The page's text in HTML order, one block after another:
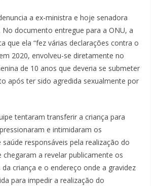
a ex-ministra e hoje senadora
No documento entregue para a ONU, a
que ela “fez várias declarações contra o
2020, envolveu-se diretamente no
de 10 anos que deveria se submeter
após ter sido agredida sexualmente por
tentaram transferir a criança para
e intimidaram os
responsáveis pela realização do
a revelar publicamente os
da criança e o endereço onde a gravidez
para impedir a realização do